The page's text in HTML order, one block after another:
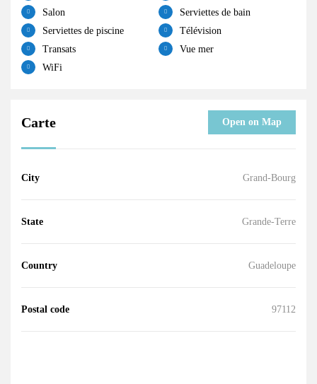
Salon
Serviettes de bain
Serviettes de piscine
Télévision
Transats
Vue mer
WiFi
Carte Open on Map
City Grand-Bourg
State Grande-Terre
Country Guadeloupe
Postal code 97112